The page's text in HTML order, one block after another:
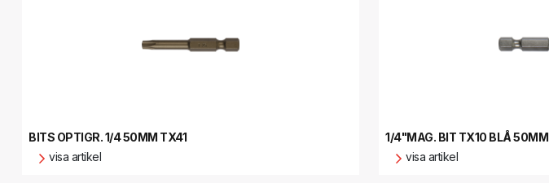
BITS OPTIGR. 1/4 50MM TX41
visa artikel
1/4"MAG. BIT TX10 BLÅ 50MM
visa artikel